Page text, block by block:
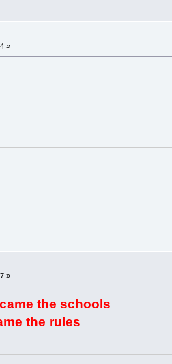
»
»
the schools
the rules